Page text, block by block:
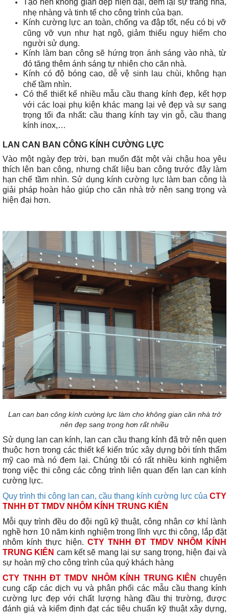
nhẹ nhàng và tinh tế cho công trình của bạn.
Kính cường lực an toàn, chống va đập tốt, nếu có bị vỡ
cũng vỡ vụn như hạt ngô, giảm thiểu nguy hiểm cho
người sử dụng.
Kính làm ban công sẽ hứng trọn ánh sáng vào nhà, từ
đó tăng thêm ánh sáng tự nhiên cho căn nhà.
Kính có độ bóng cao, dễ vệ sinh lau chùi, không hạn
chế tầm nhìn.
Có thể thiết kế nhiều mẫu cầu thang kính đẹp, kết hợp
với các loại phụ kiện khác mang lại vẻ đẹp và sự sang
trọng tối đa nhất: cầu thang kính tay vịn gỗ, cầu thang
kính inox,…
LAN CAN BAN CÔNG KÍNH CƯỜNG LỰC
Vào một ngày đẹp trời, bạn muốn đặt một vài chậu hoa yêu
thích lên ban công, nhưng chất liệu ban công trước đây làm
hạn chế tầm nhìn. Sử dụng kính cường lực làm ban công là
giải pháp hoàn hảo giúp cho căn nhà trở nên sang trọng và
hiện đại hơn.
Lan can ban công kính cường lực làm cho không gian căn nhà trở
nên đẹp sang trọng hơn rất nhiều
Sử dụng lan can kính, lan can cầu thang kính đã trở nên quen
thuộc hơn trong các thiết kế kiến trúc xây dựng bởi tính thẩm
mỹ cao mà nó đem lại. Chúng tôi có rất nhiều kinh nghiệm
trong việc thi công các công trình liên quan đến lan can kính
cường lực.
Quy trình thi công lan can, cầu thang kính cường lực của CTY
TNHH ĐT TMDV NHÔM KÍNH TRUNG KIÊN
Mỗi quy trình đều do đội ngũ kỹ thuật, công nhân cơ khí lành
nghề hơn 10 năm kinh nghiệm trong lĩnh vực thi công, lắp đặt
nhôm kính thực hiện. CTY TNHH ĐT TMDV NHÔM KÍNH
TRUNG KIÊN cam kết sẽ mang lại sự sang trọng, hiện đại và
sự hoàn mỹ cho công trình của quý khách hàng
CTY TNHH ĐT TMDV NHÔM KÍNH TRUNG KIÊN chuyên
cung cấp các dịch vụ và phân phối các mẫu cầu thang kính
cường lực đẹp với chất lượng hàng đầu thị trường, được
đánh giá và kiểm định đạt các tiêu chuẩn kỹ thuật xây dựng,